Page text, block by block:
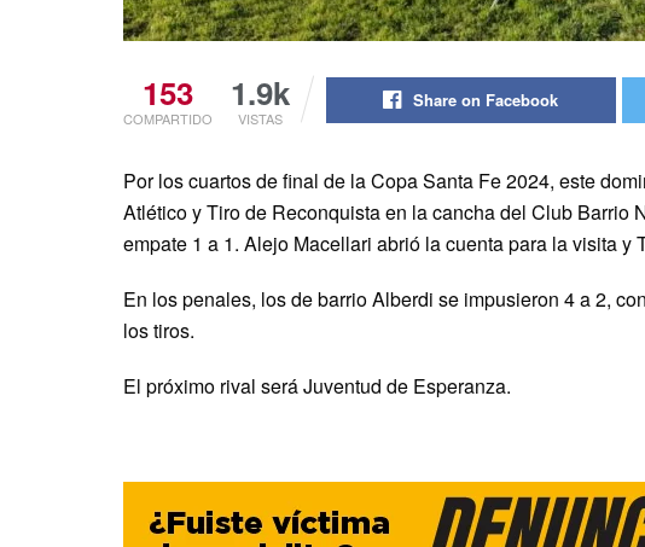
153
COMPARTIDO
1.9k
VISTAS
Share on Facebook
Por los cuartos de final de la Copa Santa Fe 2024, este
Atlético y Tiro de Reconquista en la cancha del Club Barrio
empate 1 a 1. Alejo Macellari abrió la cuenta para la visita
En los penales, los de barrio Alberdi se impusieron 4 a 2,
los tiros.
El próximo rival será Juventud de Esperanza.